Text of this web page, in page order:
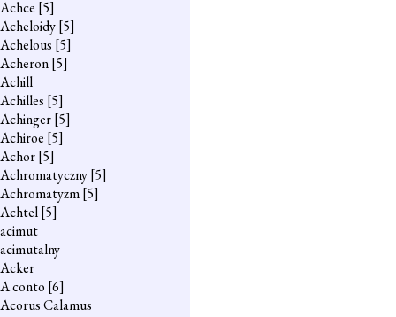
Achce [5]
Acheloidy[5]
Achelous [5]
Acheron[5]
Achill
Achilles [5]
Achinger[5]
Achiroe [5]
Achor[5]
Achromatyczny[5]
Achromatyzm[5]
Achtel[5]
acimut
acimutalny
Acker
A conto [6]
Acorus Calamus